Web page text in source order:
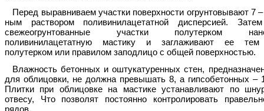
Перед выравниваем участки поверхности огрунтовывают 7
ным раствором поливинилацетатной дисперсией.
свежеогрунтованные участки полутерком
поливинилацетатную мастику и заглаживают ее
полутерком или правилом заподлицо с общей поверхностью.
Влажность бетонных и оштукатуренных стен,
для облицовки, не должна превышать 8, а гипсобетонных –
Плитки при облицовке на мастике устанавливают по
отвесу, Что позволят постоянно контролировать